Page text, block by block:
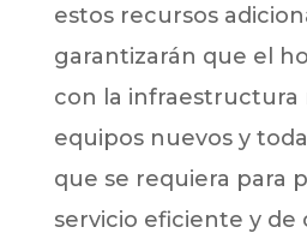
estos recursos
garantizarán que el
con la infraestructura
equipos nuevos y
que se requiera para
servicio eficiente y de